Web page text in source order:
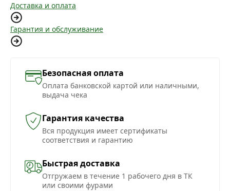
Доставка и оплата
Гарантия и обслуживание
Безопасная оплата
Оплата банковской картой или наличными,
выдача чека
Гарантия качества
Вся продукция имеет сертификаты
соответствия и гарантию
Быстрая доставка
Отгружаем в течение 1 рабочего дня в ТК
или своими фурами